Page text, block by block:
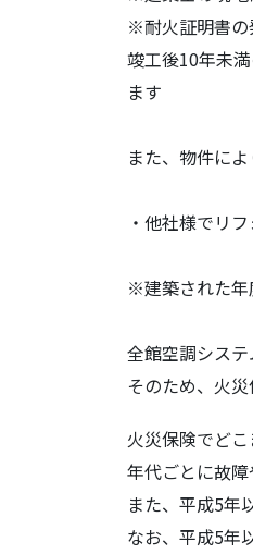
※耐火証明書の
竣工後10年未
ます
また、物件に
・他社様でリ
※建築された年
全館空調シス
そのため、火災
火災保険でど
年代ごとに故
また、平成5年
なお、平成5年